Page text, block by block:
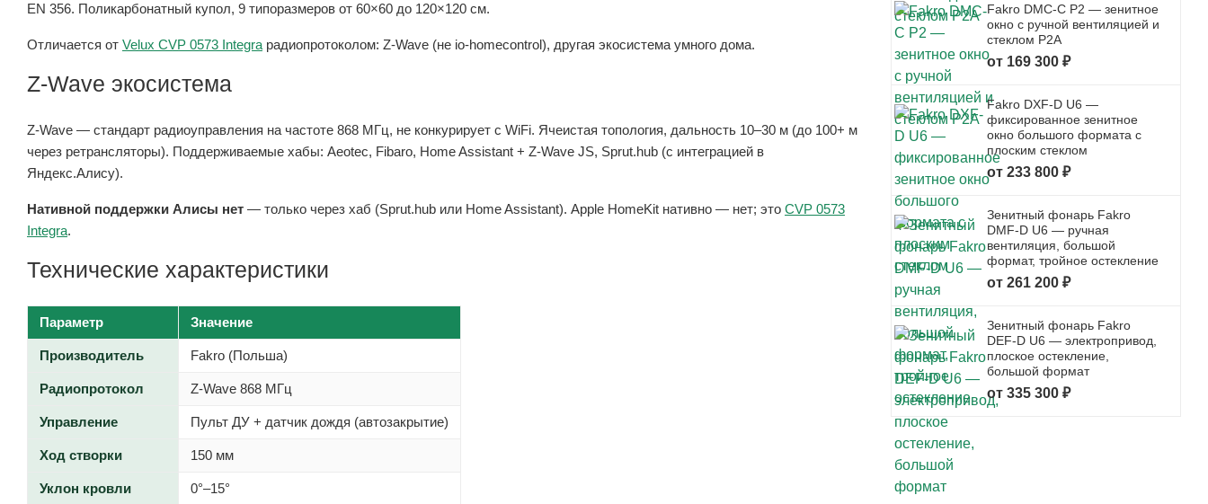
EN 356. Поликарбонатный купол, 9 типоразмеров от 60×60 до 120×120 см.
Отличается от Velux CVP 0573 Integra радиопротоколом: Z-Wave (не io-homecontrol), другая экосистема умного дома.
Z-Wave экосистема
Z-Wave — стандарт радиоуправления на частоте 868 МГц, не конкурирует с WiFi. Ячеистая топология, дальность 10–30 м (до 100+ м
через ретрансляторы). Поддерживаемые хабы: Aeotec, Fibaro, Home Assistant + Z-Wave JS, Sprut.hub (с интеграцией в
Яндекс.Алису).
Нативной поддержки Алисы нет — только через хаб (Sprut.hub или Home Assistant). Apple HomeKit нативно — нет; это CVP 0573
Integra.
Технические характеристики
Параметр Значение
Производитель Fakro (Польша)
Радиопротокол Z-Wave 868 МГц
Управление Пульт ДУ + датчик дождя (автозакрытие)
Ход створки 150 мм
Уклон кровли 0°–15°
Fakro DMC-C P2 — зенитное
окно с ручной вентиляцией и
стеклом P2A
от 169 300 ₽
Fakro DXF-D U6 —
фиксированное зенитное
окно большого формата с
плоским стеклом
от 233 800 ₽
Зенитный фонарь Fakro
DMF-D U6 — ручная
вентиляция, большой
формат, тройное остекление
от 261 200 ₽
Зенитный фонарь Fakro
DEF-D U6 — электропривод,
плоское остекление,
большой формат
от 335 300 ₽